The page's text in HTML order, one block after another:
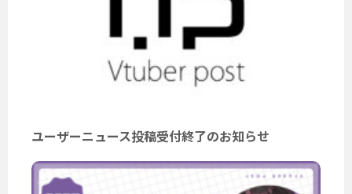
ユーザーニュース投稿受付終了のお知らせ